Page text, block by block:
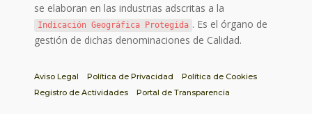
se elaboran en las industrias adscritas a la
Indicación Geográfica Protegida . Es el órgano de
gestión de dichas denominaciones de Calidad.
Aviso Legal Política de Privacidad
Política de Cookies
Registro de Actividades
Portal de Transparencia